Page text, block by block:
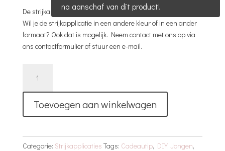
De strijkapplicatie op de foto is degene die je besteld.
Wil je de strijkapplicatie in een andere kleur of in een ander
formaat? Ook dat is mogelijk. Neem contact met ons op via
ons contactformulier of stuur een e-mail.
na aanschaf van dit product!
aantal
Toevoegen aan winkelwagen
Categorie: Strijkapplicaties Tags: Cadeautip, DIY, Jongen,